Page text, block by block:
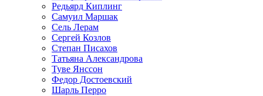
Редьярд Киплинг
Самуил Маршак
Сель Лерам
Сергей Козлов
Степан Писахов
Татьяна Александрова
Туве Янссон
Федор Достоевский
Шарль Перро